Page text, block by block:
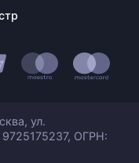
ул.
ОГРН: